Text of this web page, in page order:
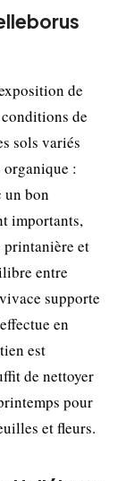
de
de
sols variés
:
un bon
importants,
printanière et
entre
supporte
en
est
de nettoyer
pour
et fleurs.